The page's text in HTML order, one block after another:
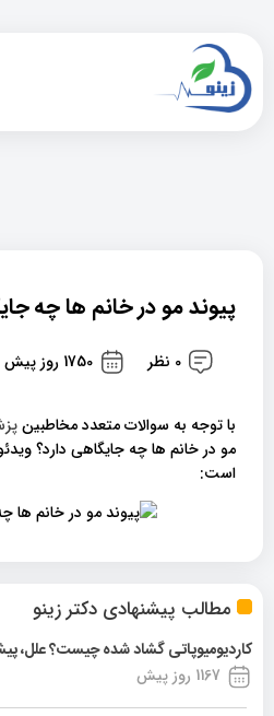
مطالب پیشنهادی دکتر زینو
کاردیومیوپاتی گشاد شده چیست؟ علل،
1167 روز پیش
پیوند مو در خانم ها چه
0 نظر 1750 روز پیش
با توجه به سوالات متعدد مخاطبین
مو در خانم ها چه جایگاهی دارد؟
است: